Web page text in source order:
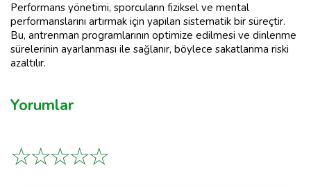
Performans yönetimi, sporcuların fiziksel ve mental
performanslarını artırmak için yapılan sistematik bir süreçtir.
Bu, antrenman programlarının optimize edilmesi ve dinlenme
sürelerinin ayarlanması ile sağlanır, böylece sakatlanma riski
azaltılır.
Yorumlar
☆
☆
☆
☆
☆